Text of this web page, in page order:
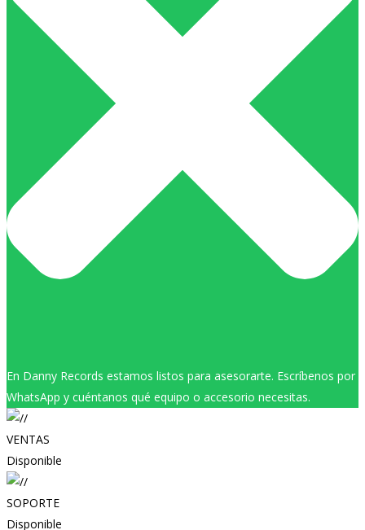
En Danny Records estamos listos para asesorarte. Escríbenos por
WhatsApp y cuéntanos qué equipo o accesorio necesitas.
VENTAS
Disponible
SOPORTE
Disponible